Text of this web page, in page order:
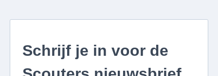
Schrijf je in voor de